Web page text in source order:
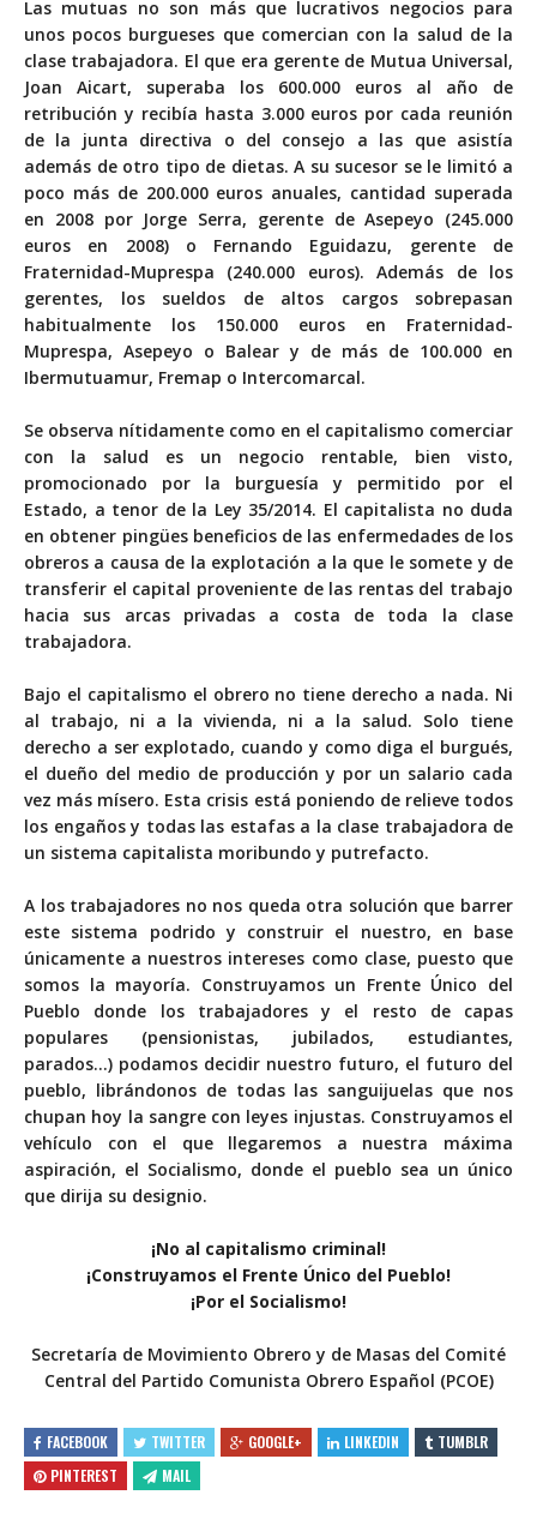
Las mutuas no son más que lucrativos negocios para
unos pocos burgueses que comercian con la salud de la
clase trabajadora. El que era gerente de Mutua Universal,
Joan Aicart, superaba los 600.000 euros al año de
retribución y recibía hasta 3.000 euros por cada reunión
de la junta directiva o del consejo a las que asistía
además de otro tipo de dietas. A su sucesor se le limitó a
poco más de 200.000 euros anuales, cantidad superada
en 2008 por Jorge Serra, gerente de Asepeyo (245.000
euros en 2008) o Fernando Eguidazu, gerente de
Fraternidad-Muprespa (240.000 euros). Además de los
gerentes, los sueldos de altos cargos sobrepasan
habitualmente los 150.000 euros en Fraternidad-
Muprespa, Asepeyo o Balear y de más de 100.000 en
Ibermutuamur, Fremap o Intercomarcal.
Se observa nítidamente como en el capitalismo comerciar
con la salud es un negocio rentable, bien visto,
promocionado por la burguesía y permitido por el
Estado, a tenor de la Ley 35/2014. El capitalista no duda
en obtener pingües beneficios de las enfermedades de los
obreros a causa de la explotación a la que le somete y de
transferir el capital proveniente de las rentas del trabajo
hacia sus arcas privadas a costa de toda la clase
trabajadora.
Bajo el capitalismo el obrero no tiene derecho a nada. Ni
al trabajo, ni a la vivienda, ni a la salud. Solo tiene
derecho a ser explotado, cuando y como diga el burgués,
el dueño del medio de producción y por un salario cada
vez más mísero. Esta crisis está poniendo de relieve todos
los engaños y todas las estafas a la clase trabajadora de
un sistema capitalista moribundo y putrefacto.
A los trabajadores no nos queda otra solución que barrer
este sistema podrido y construir el nuestro, en base
únicamente a nuestros intereses como clase, puesto que
somos la mayoría. Construyamos un Frente Único del
Pueblo donde los trabajadores y el resto de capas
populares (pensionistas, jubilados, estudiantes,
parados…) podamos decidir nuestro futuro, el futuro del
pueblo, librándonos de todas las sanguijuelas que nos
chupan hoy la sangre con leyes injustas. Construyamos el
vehículo con el que llegaremos a nuestra máxima
aspiración, el Socialismo, donde el pueblo sea un único
que dirija su designio.
¡No al capitalismo criminal!
¡Construyamos el Frente Único del Pueblo!
¡Por el Socialismo!
Secretaría de Movimiento Obrero y de Masas del Comité
Central del Partido Comunista Obrero Español (PCOE)
FACEBOOK TWITTER GOOGLE+ LINKEDIN
TUMBLR
PINTEREST
MAIL